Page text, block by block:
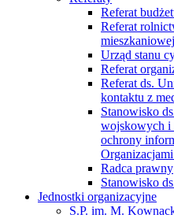
Referat
Referat
mieszkaniowej
Urząd stanu
Referat
Referat ds.
kontaktu z
Stanowisko
wojskowych i
ochrony
Radca prawny
Stanowisko
Jednostki organizacyjne
S.P. im. M.